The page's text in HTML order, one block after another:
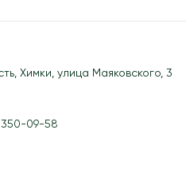
Химки, улица Маяковского, 3
350-09-58